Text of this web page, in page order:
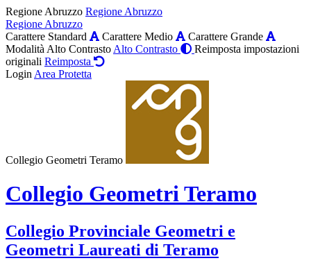
Regione Abruzzo Regione Abruzzo
Regione Abruzzo
Carattere Standard
Carattere Medio
Carattere Grande
Modalità Alto Contrasto Alto Contrasto
Reimposta impostazioni
originali Reimposta
Login Area Protetta
Collegio Geometri Teramo
Collegio Geometri Teramo
Collegio Provinciale Geometri e
Geometri Laureati di Teramo